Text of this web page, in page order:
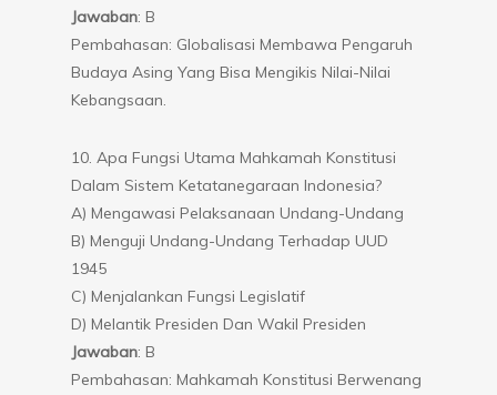
Jawaban: B
Pembahasan: Globalisasi Membawa Pengaruh
Budaya Asing Yang Bisa Mengikis Nilai-Nilai
Kebangsaan.
10. Apa Fungsi Utama Mahkamah Konstitusi
Dalam Sistem Ketatanegaraan Indonesia?
A) Mengawasi Pelaksanaan Undang-Undang
B) Menguji Undang-Undang Terhadap UUD
1945
C) Menjalankan Fungsi Legislatif
D) Melantik Presiden Dan Wakil Presiden
Jawaban: B
Pembahasan: Mahkamah Konstitusi Berwenang